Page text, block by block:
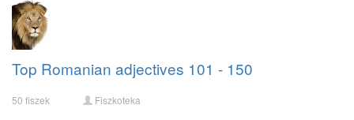
Top Romanian adjectives 101 - 150
50 fiszek Fiszkoteka